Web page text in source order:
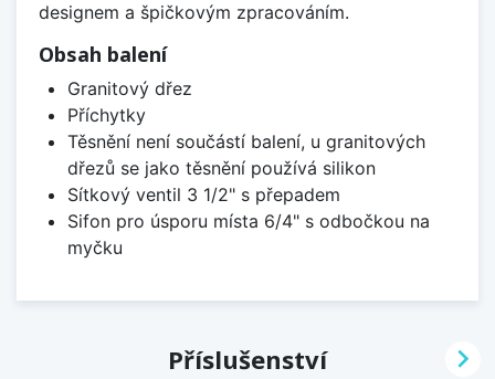
designem a špičkovým zpracováním.
Obsah balení
Granitový dřez
Příchytky
Těsnění není součástí balení, u granitových
dřezů se jako těsnění používá silikon
Sítkový ventil 3 1/2" s přepadem
Sifon pro úsporu místa 6/4" s odbočkou na
myčku
Příslušenství 